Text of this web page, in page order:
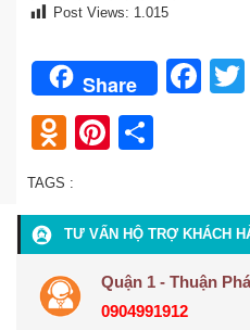
Post Views: 1.015
Share
Pinterest
TAGS :
TƯ VẤN HỘ TRỢ KHÁCH
Quận 1 - Thuận
0904991912